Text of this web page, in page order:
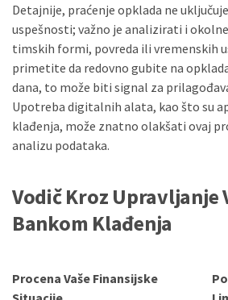
Detajnije, praćenje opklada ne
uspešnosti; važno je analizirati i
timskih formi, povreda ili vremenskih
primetite da redovno gubite na
dana, to može biti signal za
Upotreba digitalnih alata, kao što su
klađenja, može znatno olakšati ovaj
analizu podataka.
Vodič Kroz Upravljanje
Bankom Klađenja
Procena Vaše Finansijske